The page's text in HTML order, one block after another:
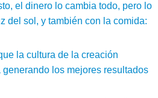
el dinero lo cambia todo, pero lo
del sol, y también con la comida:
la cultura de la creación
los mejores resultados